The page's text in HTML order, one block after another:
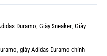
Duramo Giày Sneaker Giày
giày Adidas Duramo chính